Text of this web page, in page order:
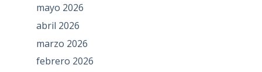
mayo 2026
abril 2026
marzo 2026
febrero 2026